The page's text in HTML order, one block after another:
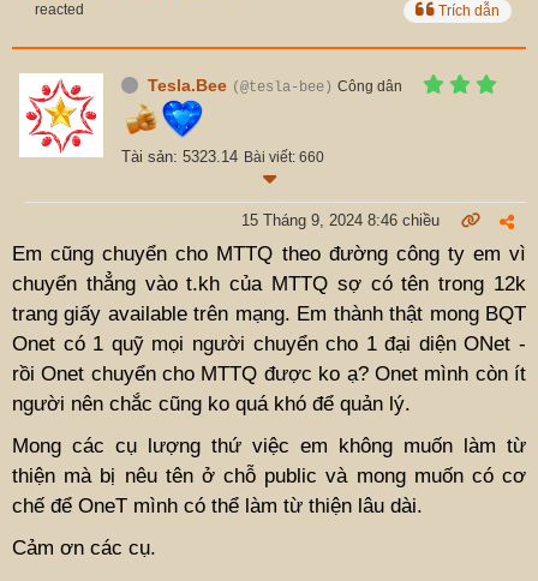
reacted
Trích dẫn
Tesla.Bee (@tesla-bee) Công dân
Tài sản: 5323.14 Bài viết: 660
15 Tháng 9, 2024 8:46 chiều
Em cũng chuyển cho MTTQ theo đường công ty em vì
chuyển thẳng vào t.kh của MTTQ sợ có tên trong 12k
trang giấy available trên mạng. Em thành thật mong BQT
Onet có 1 quỹ mọi người chuyển cho 1 đại diện ONet -
rồi Onet chuyển cho MTTQ được ko ạ? Onet mình còn ít
người nên chắc cũng ko quá khó để quản lý.
Mong các cụ lượng thứ việc em không muốn làm từ
thiện mà bị nêu tên ở chỗ public và mong muốn có cơ
chế để OneT mình có thể làm từ thiện lâu dài.
Cảm ơn các cụ.